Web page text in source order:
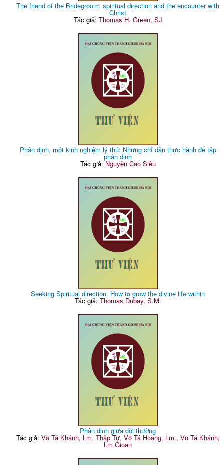
The friend of the Bridegroom: spiritual direction and the encounter with
Christ
Tác giả: Thomas H. Green, SJ
Phân định, một kinh nghiệm lý thú: Những chỉ dẫn thực hành để tập
phân định
Tác giả:Nguyễn Cao Siêu
Seeking Spiritual direction. How to grow the divine life within
Tác giả: Thomas Dubay, S.M.
Phân định giữa đời thường
Tác giả: Võ Tá Khánh, Lm. Thập Tự, Võ Tá Hoàng, Lm., Võ Tá Khánh,
Lm Gioan